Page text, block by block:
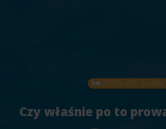
WORK-LIFE
Czy właśnie po to